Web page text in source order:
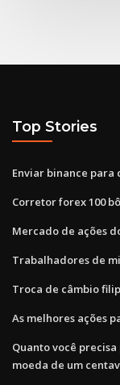
Top Stories
Enviar binance para
Corretor forex 100
Mercado de ações
Trabalhadores de
Troca de câmbio
As melhores ações
Quanto você
moeda de um